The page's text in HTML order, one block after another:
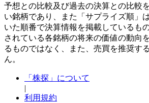
予想との比較及び過去の決算との比較
い銘柄であり、また「サプライズ順」
いた順番で決算情報を掲載しているも
されている各銘柄の将来の価値の動向
るものではなく、また、売買を推奨す
ん。
「株探」について
|
利用規約